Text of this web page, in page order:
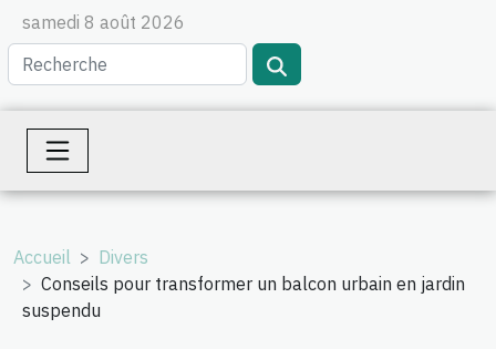
samedi 8 août 2026
Accueil
Divers
Conseils pour transformer un balcon urbain en jardin
suspendu